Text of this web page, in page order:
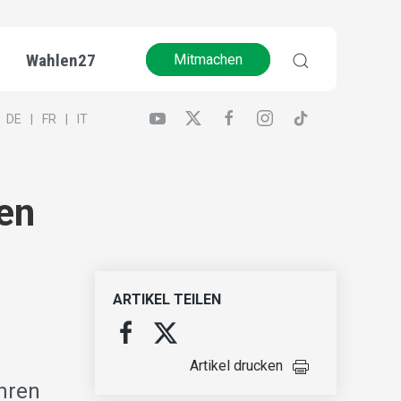
Wahlen27 Mitmachen
DE FR IT
ARTIKEL TEILEN
Artikel drucken